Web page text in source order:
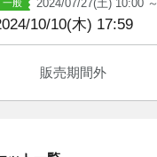
2024/07/27(土) 10:00 ～
10/10(木) 17:59
販売期間外